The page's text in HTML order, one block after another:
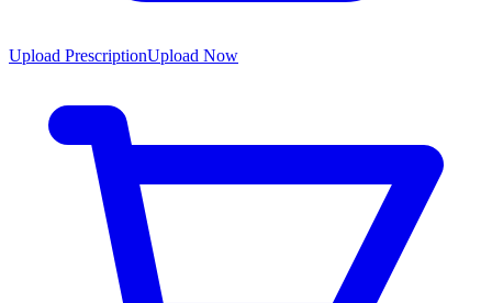
Upload PrescriptionUpload Now